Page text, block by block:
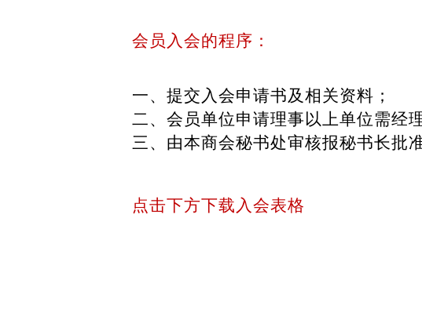
会员入会的程序：
一、提交入会申请书及相关资料；
二、会员单位申请理事以上单位需经
三、由本商会秘书处审核报秘书长批
点击下方下载入会表格